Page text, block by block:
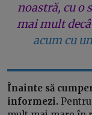
noastră, cu o
mai mult
acum cu
Înainte să
informezi.